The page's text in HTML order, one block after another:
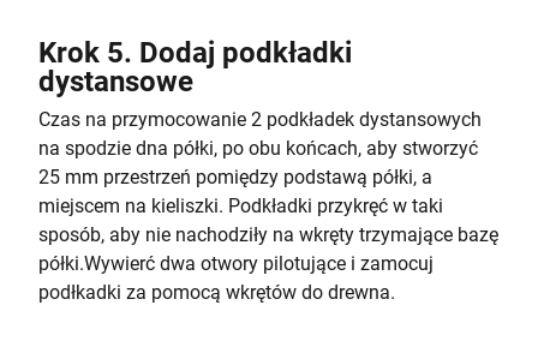
Krok 5. Dodaj podkładki
dystansowe
Czas na przymocowanie 2 podkładek dystansowych
na spodzie dna półki, po obu końcach, aby stworzyć
25 mm przestrzeń pomiędzy podstawą półki, a
miejscem na kieliszki. Podkładki przykręć w taki
sposób, aby nie nachodziły na wkręty trzymające bazę
półki.Wywierć dwa otwory pilotujące i zamocuj
podłkadki za pomocą wkrętów do drewna.